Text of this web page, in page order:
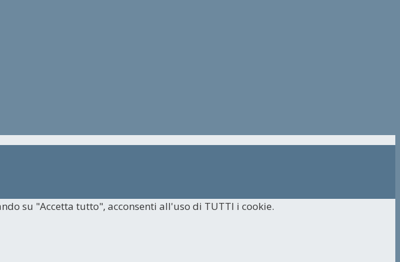
su "Accetta tutto", acconsenti all'uso di TUTTI i cookie.